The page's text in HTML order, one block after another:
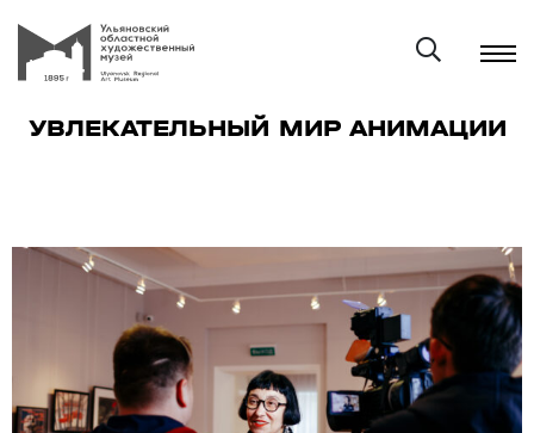
УВЛЕКАТЕЛЬНЫЙ МИР АНИМАЦИИ